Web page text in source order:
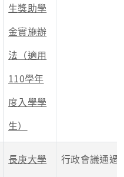
生獎助學
金實施辦
法（適用
110學年
度入學學
生）
長庚大學
行政會議通過